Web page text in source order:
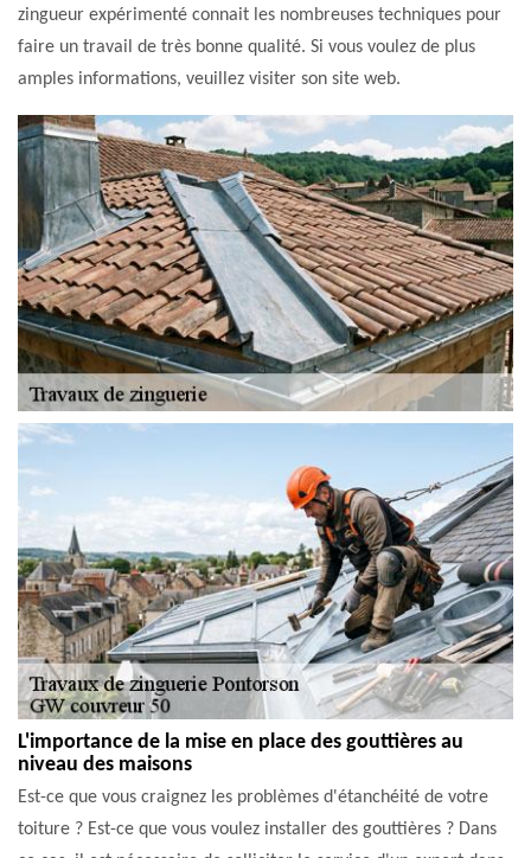
zingueur expérimenté connait les nombreuses techniques pour
faire un travail de très bonne qualité. Si vous voulez de plus
amples informations, veuillez visiter son site web.
L'importance de la mise en place des gouttières au
niveau des maisons
Est-ce que vous craignez les problèmes d'étanchéité de votre
toiture ? Est-ce que vous voulez installer des gouttières ? Dans